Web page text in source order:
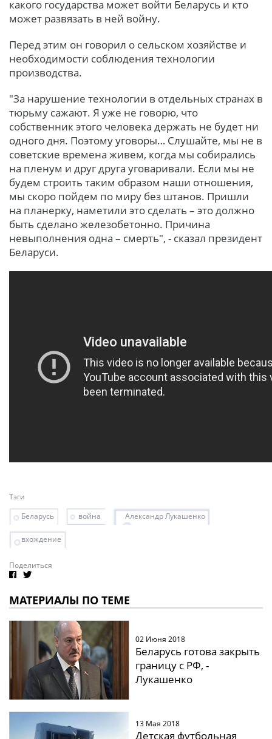
какого государства может войти Беларусь и кто
может развязать в ней войну.
Перед этим он говорил о сельском хозяйстве и
необходимости соблюдения технологии
производства.
"За нарушение технологии в отдельных странах в
тюрьму сажают. Я уже не говорю, что
собственник этого человека держать не будет ни
одного дня. Поэтому уговоры… Слушайте, мы не в
советские времена живем, когда мы собирались
на пленум и друг друга уговаривали. Если мы не
будем строить таким образом наши отношения,
мы скоро пойдем по миру без штанов. Пришли
на планерку, наметили это сделать – это должно
быть сделано железобетонно. Причина
невыполнения одна – смерть", - сказал президент
Беларуси.
Тэги
Беларусь
война Александр Лукашенко
вхождение
Поделиться
МАТЕРИАЛЫ ПО ТЕМЕ
02 Июня 2018
Беларусь готова закрыть
границу с РФ, -
Лукашенко
13 Мая 2018
Детская футбольная